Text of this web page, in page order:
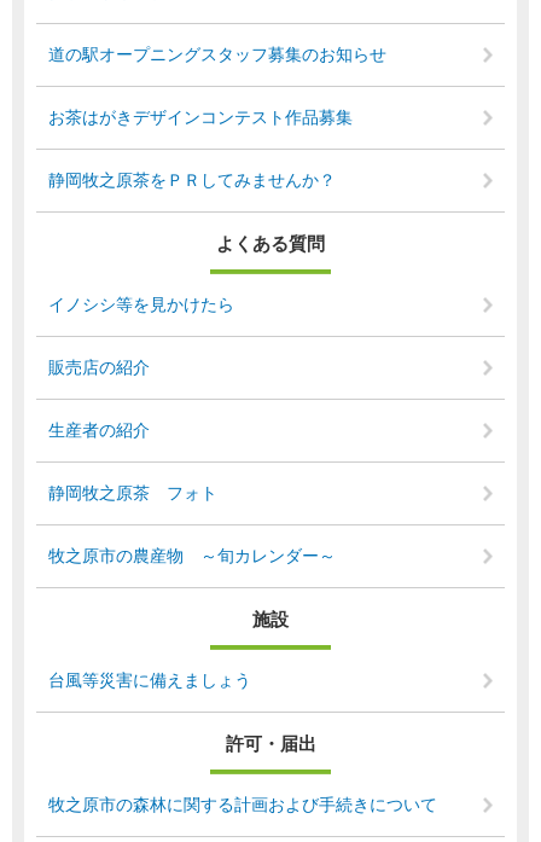
道の駅オープニングスタッフ募集のお知らせ
お茶はがきデザインコンテスト作品募集
静岡牧之原茶をＰＲしてみませんか？
よくある質問
イノシシ等を見かけたら
販売店の紹介
生産者の紹介
静岡牧之原茶 フォト
牧之原市の農産物 ～旬カレンダー～
施設
台風等災害に備えましょう
許可・届出
牧之原市の森林に関する計画および手続きについて